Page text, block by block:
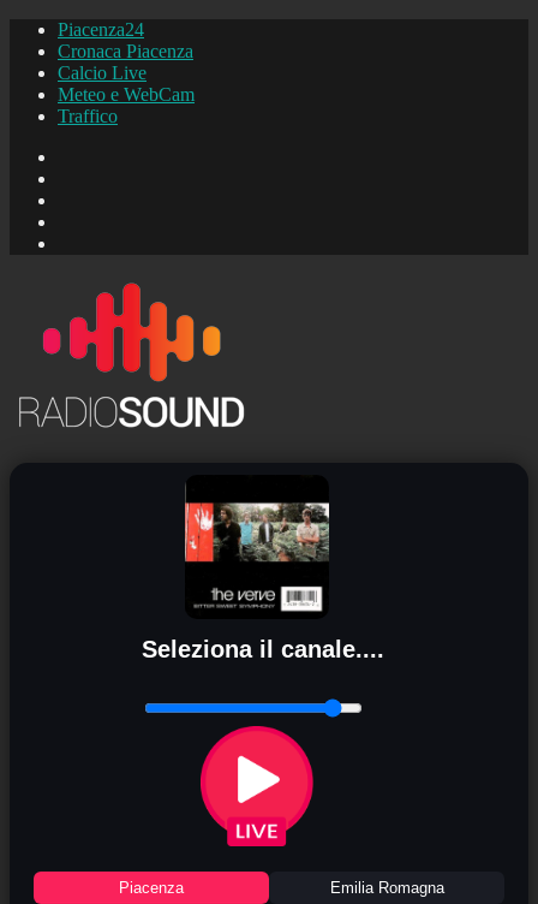
Piacenza24
Cronaca Piacenza
Calcio Live
Meteo e WebCam
Traffico
Seleziona il canale....
Piacenza Emilia Romagna